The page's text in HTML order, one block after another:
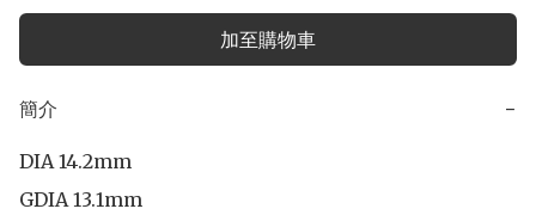
加至購物車
簡介 −
DIA 14.2mm
GDIA 13.1mm